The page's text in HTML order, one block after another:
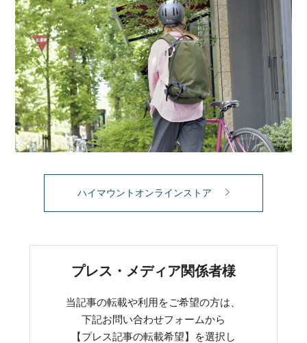
ハイマウントオンラインストア
プレス・メディア関係者様
当記事の転載や利用をご希望の方は、
下記お問い合わせフォームから
【プレス記事の転載希望】を選択し